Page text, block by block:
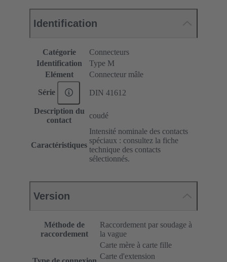
Identification
Catégorie
Connecteurs
Identification
Type M
Elément
Connecteur mâle
Série DIN 41612
Description du
contact
coudé
Caractéristiques
Intensité nominale des contacts
spéciaux : consultez la fiche
technique des contacts
sélectionnés.
Version
Méthode de
raccordement
Raccordement par soudage à
la vague
Carte mère à carte fille
Carte d'extension